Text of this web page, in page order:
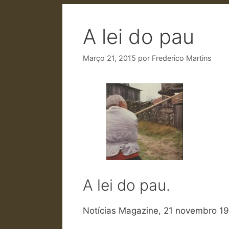
A lei do pau
Março 21, 2015 por Frederico Martins
A lei do pau.
Notícias Magazine, 21 novembro